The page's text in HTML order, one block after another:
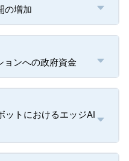
の増加
ョンへの政府資金
ットにおけるエッジAI